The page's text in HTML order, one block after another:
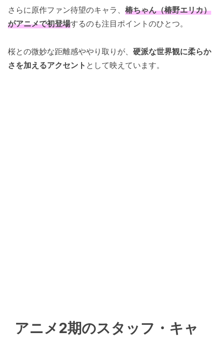
さらに原作ファン待望のキャラ、 椿ちゃん（椿野エリカ）
がアニメで初登場するのも注目ポイントのひとつ。
桜との微妙な距離感ややり取りが、 硬派な世界観に柔らか
さを加えるアクセント として映えています。
アニメ2期のスタッフ・キャ